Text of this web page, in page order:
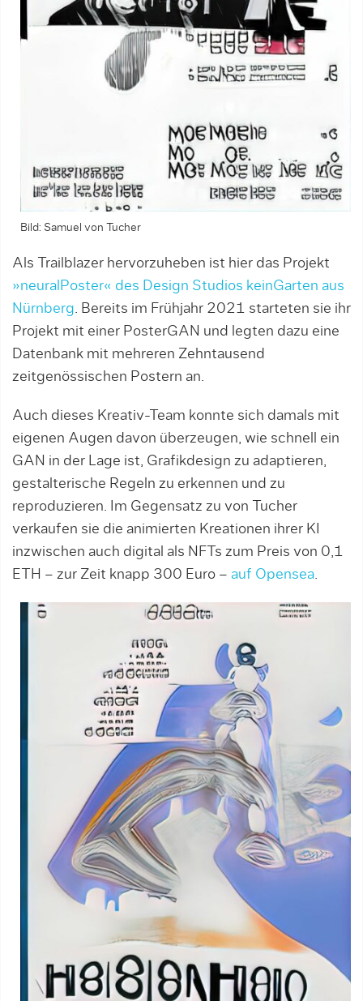
Bild: Samuel von Tucher
Als Trailblazer hervorzuheben ist hier das Projekt
»neuralPoster« des Design Studios keinGarten aus
Nürnberg. Bereits im Frühjahr 2021 starteten sie ihr
Projekt mit einer PosterGAN und legten dazu eine
Datenbank mit mehreren Zehntausend
zeitgenössischen Postern an.
Auch dieses Kreativ-Team konnte sich damals mit
eigenen Augen davon überzeugen, wie schnell ein
GAN in der Lage ist, Grafikdesign zu adaptieren,
gestalterische Regeln zu erkennen und zu
reproduzieren. Im Gegensatz zu von Tucher
verkaufen sie die animierten Kreationen ihrer KI
inzwischen auch digital als NFTs zum Preis von 0,1
ETH – zur Zeit knapp 300 Euro – auf Opensea.